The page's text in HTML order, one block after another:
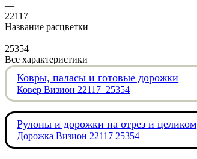
—
22117
Название расцветки
—
25354
Все характеристики
Ковры, паласы и готовые дорожки
Ковер Визион 22117_25354
Рулоны и дорожки на отрез и целиком
Дорожка Визион 22117 25354